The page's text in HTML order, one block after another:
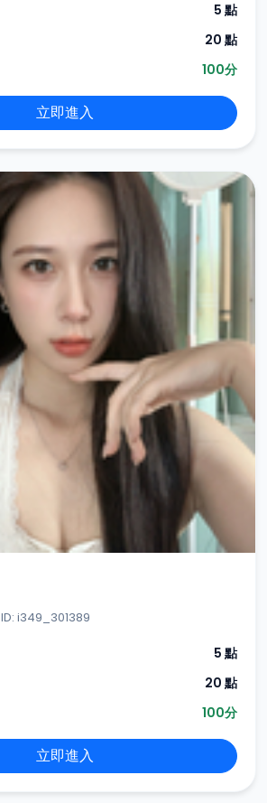
5 點
20 點
100分
立即進入
ID: i349_301389
5 點
20 點
100分
立即進入